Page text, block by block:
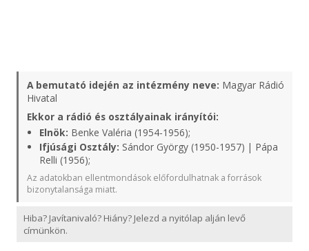
A bemutató idején az intézmény neve: Magyar Rádió
Hivatal
Ekkor a rádió és osztályainak irányítói:
Elnök: Benke Valéria (1954-1956);
Ifjúsági Osztály: Sándor György (1950-1957) | Pápa
Relli (1956);
Az adatokban ellentmondások előfordulhatnak a források
bizonytalansága miatt.
Hiba? Javítanivaló? Hiány? Jelezd a nyitólap alján levő
címünkön.